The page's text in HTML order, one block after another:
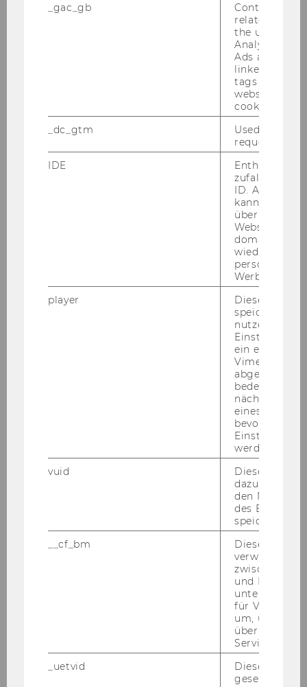
_gac_gb
Contains
related
the user. If
Analytics and
Ads accounts
linked, the
tags on the
website read
cookie.
_dc_gtm
Used to
request rate.
IDE
Enthält eine
ID. Anhand
kann Google
über
Websites
Werbung
player
Dieses Cookie
speichert
ein
Vimeo-Video
abgespielt
bedeutet,
nächsten
eines Vimeo-
bevorzugten
werden.
vuid
Dieser
dazu
den
des
speichern.
__cf_bm
Dieses
verwendet,
zwischen
und Bots zu
für Vimeo
um, um
über die
Service zu
_uetvid
Dieses
gesetzt, um